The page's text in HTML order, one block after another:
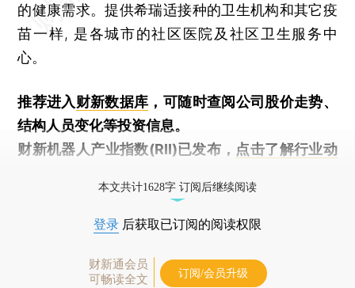
的健康需求。提供希瑞适接种的卫生机构和其它疫
苗一样, 是各城市的社区医院及社区卫生服务中
心。
推荐进入财新数据库 ，可随时查阅公司股价走势、
结构人员变化等投资信息。
财新机器人产业指数(RII)已发布， 点击了解行业动
本文共计1628字 订阅后继续阅读
登录 后获取已订阅的阅读权限
财新通会员
可畅读全文
订阅/会员升级